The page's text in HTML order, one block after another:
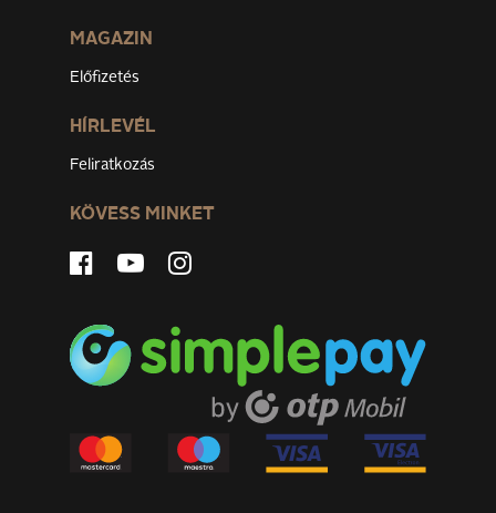
MAGAZIN
Előfizetés
HÍRLEVÉL
Feliratkozás
KÖVESS MINKET